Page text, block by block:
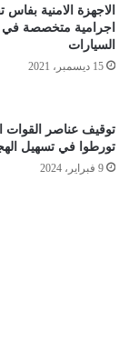
الاجهزة الامنية
اجرامية متخصصة
السيارات
15 ديسمبر، 2021
توقيف عناصر القوات
تورطوا في تسهيل
9 فبراير، 2024